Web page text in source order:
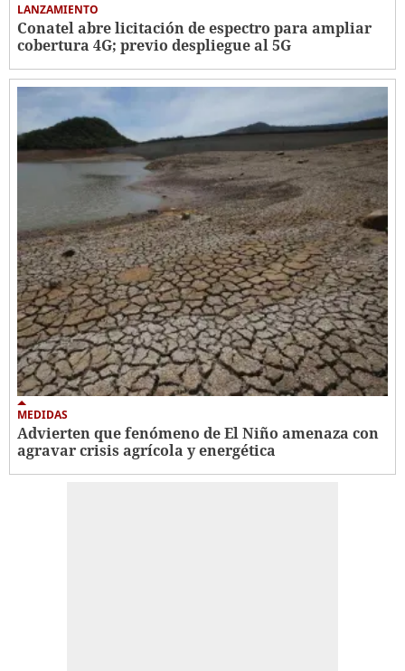
LANZAMIENTO
Conatel abre licitación de espectro para ampliar
cobertura 4G; previo despliegue al 5G
MEDIDAS
Advierten que fenómeno de El Niño amenaza con
agravar crisis agrícola y energética